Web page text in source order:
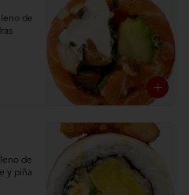
de
de
y piña